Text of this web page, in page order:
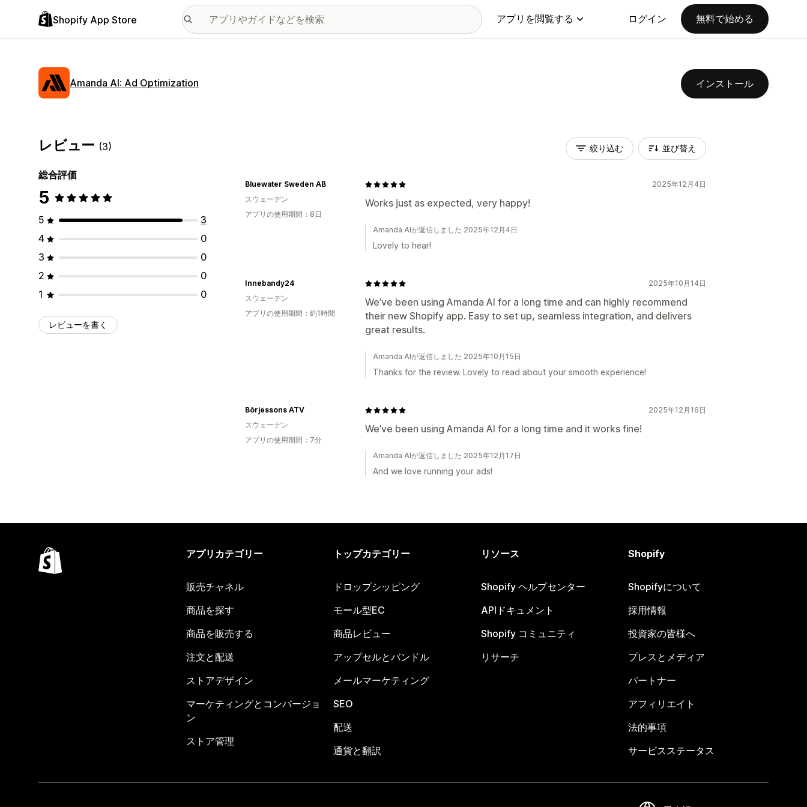
Shopify App Store アプリを閲覧する ログイン 無料で始める
Amanda AI: Ad Optimization インストール
レビュー (3)
総合評価
5
5
3
4
0
3
0
2
0
1
0
レビューを書く
絞り込む 並び替え
2025年12月4日
Works just as expected, very happy!
Bluewater Sweden AB
スウェーデン
アプリの使用期間：8日
Amanda AIが返信しました 2025年12月4日
Lovely to hear!
2025年10月14日
We’ve been using Amanda AI for a long time and can highly recommend
their new Shopify app. Easy to set up, seamless integration, and delivers
great results.
Innebandy24
スウェーデン
アプリの使用期間：約1時間
Amanda AIが返信しました 2025年10月15日
Thanks for the review. Lovely to read about your smooth experience!
2025年12月16日
We’ve been using Amanda AI for a long time and it works fine!
Börjessons ATV
スウェーデン
アプリの使用期間：7分
Amanda AIが返信しました 2025年12月17日
And we love running your ads!
アプリカテゴリー
販売チャネル
商品を探す
商品を販売する
注文と配送
ストアデザイン
マーケティングとコンバージョ
ン
ストア管理
トップカテゴリー
ドロップシッピング
モール型EC
商品レビュー
アップセルとバンドル
メールマーケティング
SEO
配送
通貨と翻訳
リソース
Shopify ヘルプセンター
APIドキュメント
Shopify コミュニティ
リサーチ
Shopify
Shopifyについて
採用情報
投資家の皆様へ
プレスとメディア
パートナー
アフィリエイト
法的事項
サービスステータス